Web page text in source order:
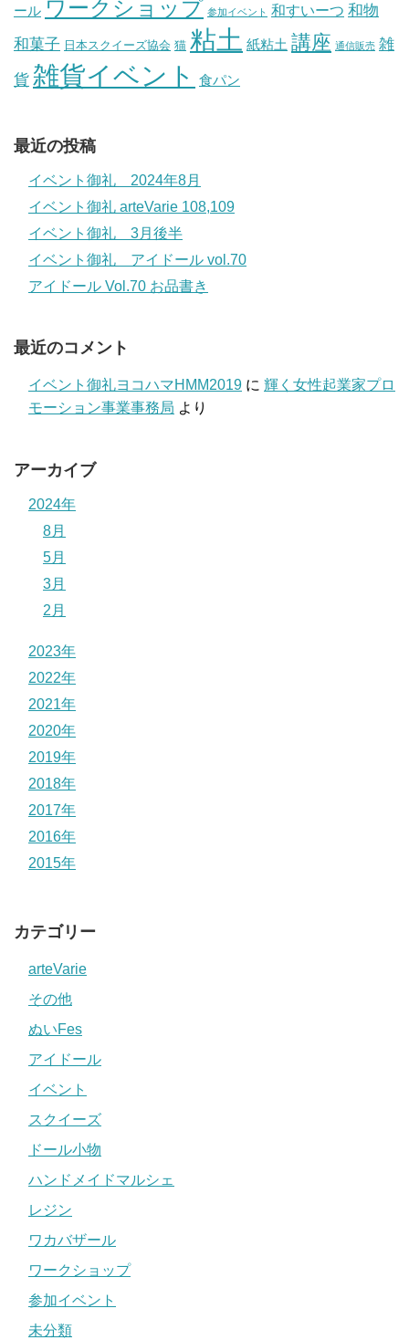
ール ワークショップ 参加イベント 和すいーつ 和物
和菓子 日本スクイーズ協会 猫 粘土 紙粘土 講座 通信販売 雑
貨 雑貨イベント 食パン
最近の投稿
イベント御礼 2024年8月
イベント御礼 arteVarie 108,109
イベント御礼 3月後半
イベント御礼 アイドール vol.70
アイドール Vol.70 お品書き
最近のコメント
イベント御礼ヨコハマHMM2019 に 輝く女性起業家プロ
モーション事業事務局 より
アーカイブ
2024年
8月
5月
3月
2月
2023年
2022年
2021年
2020年
2019年
2018年
2017年
2016年
2015年
カテゴリー
arteVarie
その他
ぬいFes
アイドール
イベント
スクイーズ
ドール小物
ハンドメイドマルシェ
レジン
ワカバザール
ワークショップ
参加イベント
未分類